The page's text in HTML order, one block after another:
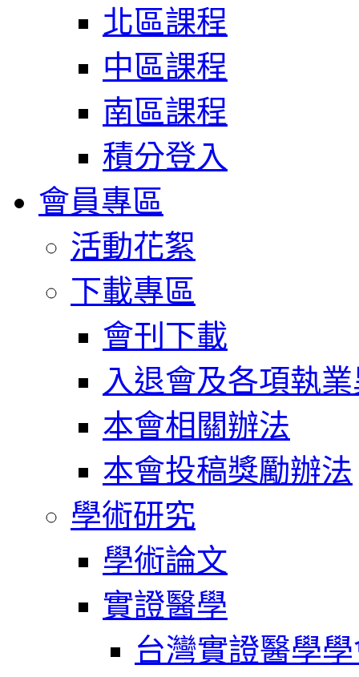
北區課程
中區課程
南區課程
積分登入
會員專區
活動花絮
下載專區
會刊下載
入退會及各項執
本會相關辦法
本會投稿獎勵辦法
學術研究
學術論文
實證醫學
台灣實證醫學